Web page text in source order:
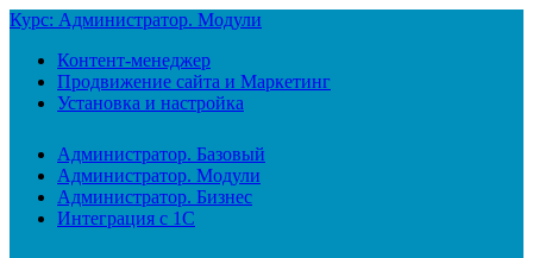
Курс: Администратор. Модули
Контент-менеджер
Продвижение сайта и Маркетинг
Установка и настройка
Администратор. Базовый
Администратор. Модули
Администратор. Бизнес
Интеграция с 1С